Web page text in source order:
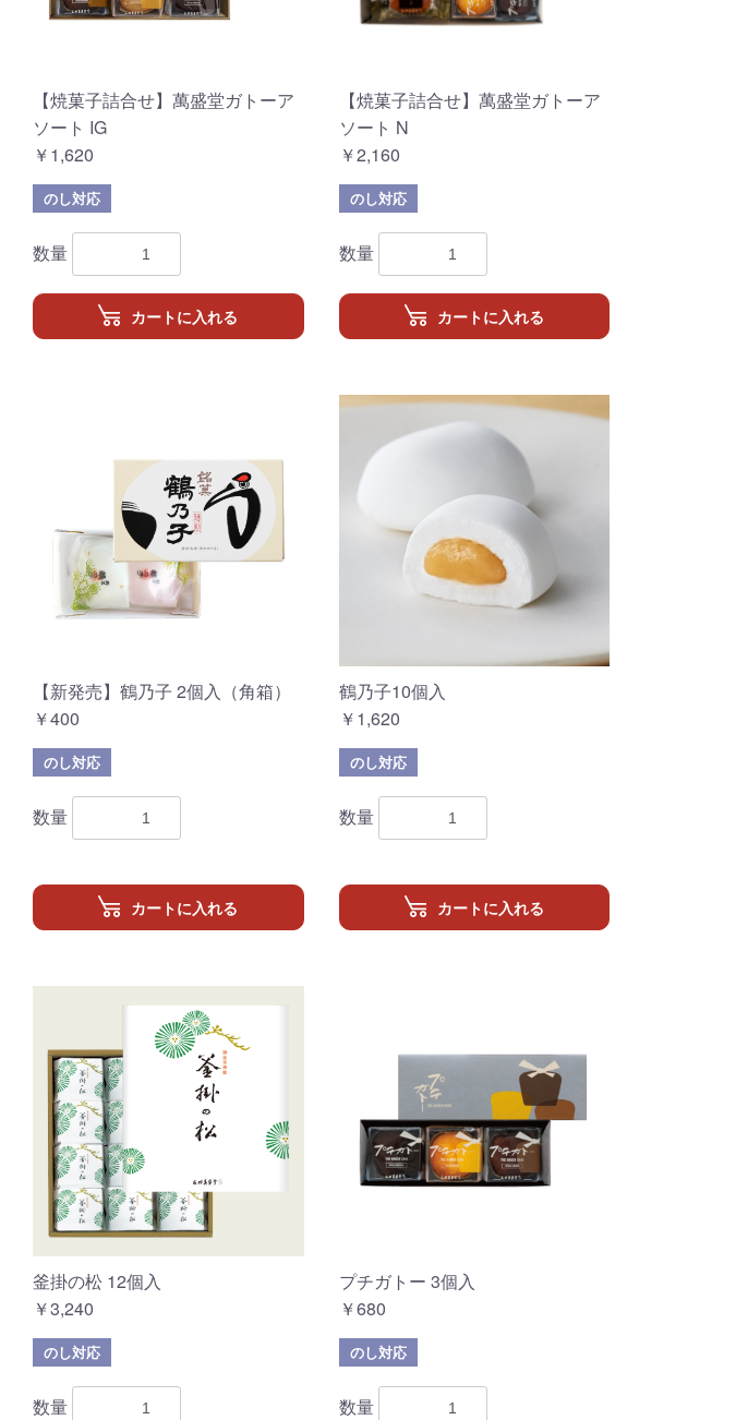
【焼菓子詰合せ】萬盛堂ガトーア
ソート IG
￥1,620
のし対応
数量
カートに入れる
【焼菓子詰合せ】萬盛堂ガトーア
ソート N
￥2,160
のし対応
数量
カートに入れる
【新発売】鶴乃子 2個入（角箱）
￥400
のし対応
数量
カートに入れる
鶴乃子10個入
￥1,620
のし対応
数量
カートに入れる
釜掛の松 12個入
￥3,240
のし対応
数量
プチガトー 3個入
￥680
のし対応
数量
カートへ進む